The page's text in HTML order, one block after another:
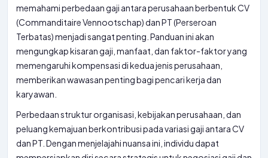
memahami perbedaan gaji antara perusahaan berbentuk CV
(Commanditaire Vennootschap) dan PT (Perseroan
Terbatas) menjadi sangat penting. Panduan ini akan
mengungkap kisaran gaji, manfaat, dan faktor-faktor yang
memengaruhi kompensasi di kedua jenis perusahaan,
memberikan wawasan penting bagi pencari kerja dan
karyawan.
Perbedaan struktur organisasi, kebijakan perusahaan, dan
peluang kemajuan berkontribusi pada variasi gaji antara CV
dan PT. Dengan menjelajahi nuansa ini, individu dapat